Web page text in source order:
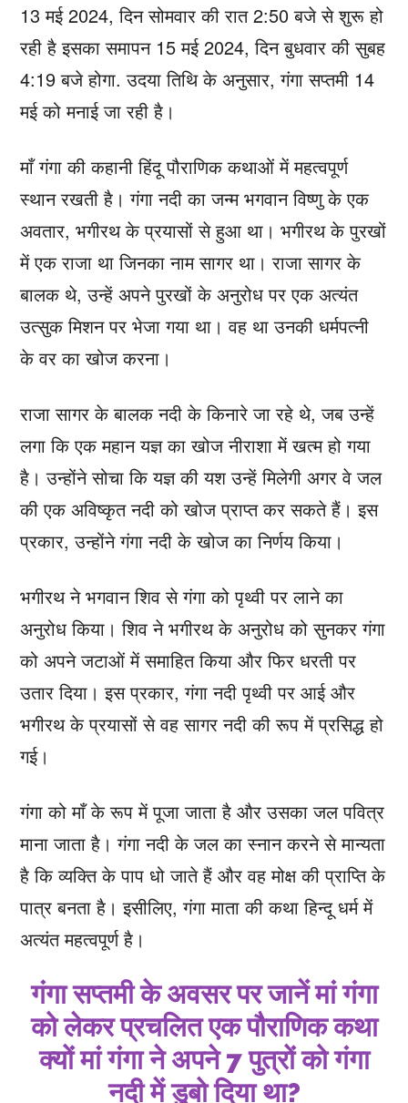
13 मई 2024, दिन सोमवार की रात 2:50 बजे से शुरू हो
रही है इसका समापन 15 मई 2024, दिन बुधवार की सुबह
4:19 बजे होगा. उदया तिथि के अनुसार, गंगा सप्तमी 14
मई को मनाई जा रही है।
माँ गंगा की कहानी हिंदू पौराणिक कथाओं में महत्वपूर्ण
स्थान रखती है। गंगा नदी का जन्म भगवान विष्णु के एक
अवतार, भगीरथ के प्रयासों से हुआ था। भगीरथ के पुरखों
में एक राजा था जिनका नाम सागर था। राजा सागर के
बालक थे, उन्हें अपने पुरखों के अनुरोध पर एक अत्यंत
उत्सुक मिशन पर भेजा गया था। वह था उनकी धर्मपत्नी
के वर का खोज करना।
राजा सागर के बालक नदी के किनारे जा रहे थे, जब उन्हें
लगा कि एक महान यज्ञ का खोज नीराशा में खत्म हो गया
है। उन्होंने सोचा कि यज्ञ की यश उन्हें मिलेगी अगर वे जल
की एक अविष्कृत नदी को खोज प्राप्त कर सकते हैं। इस
प्रकार, उन्होंने गंगा नदी के खोज का निर्णय किया।
भगीरथ ने भगवान शिव से गंगा को पृथ्वी पर लाने का
अनुरोध किया। शिव ने भगीरथ के अनुरोध को सुनकर गंगा
को अपने जटाओं में समाहित किया और फिर धरती पर
उतार दिया। इस प्रकार, गंगा नदी पृथ्वी पर आई और
भगीरथ के प्रयासों से वह सागर नदी की रूप में प्रसिद्ध हो
गई।
गंगा को माँ के रूप में पूजा जाता है और उसका जल पवित्र
माना जाता है। गंगा नदी के जल का स्नान करने से मान्यता
है कि व्यक्ति के पाप धो जाते हैं और वह मोक्ष की प्राप्ति के
पात्र बनता है। इसीलिए, गंगा माता की कथा हिन्दू धर्म में
अत्यंत महत्वपूर्ण है।
गंगा सप्तमी के अवसर पर जानें मां गंगा
को लेकर प्रचलित एक पौराणिक कथा
क्यों मां गंगा ने अपने 7 पुत्रों को गंगा
नदी में डुबो दिया था?